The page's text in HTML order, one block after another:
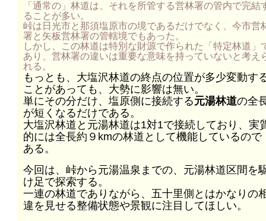
「通常の」林道は、それを所管する営林署の管内で完結
ることが多い。
峠は日光市と那須塩原市の境であるだけでなく、今市営
署と矢板営林署の管轄境でもあった。
しかし、この林道は特別な財源で作られた「特定林道」
あり、営林署の違いは重要な意味を持っていないと考え
れる。
もっとも、大塩沢林道の終点の位置が多少変動す
ことがあっても、大勢に影響は無い。
単にその分だけ、塩原側に接続する元湯林道の全
が短くなるだけである。
大塩沢林道と元湯林道は1対1で接続しており、実
的には全長約９kmの林道として機能しているので
ある。
今回は、峠から元湯温泉までの、元湯林道区間を
け足で探索する。
一連の林道でありながら、五十里側とはかなりの
違を見せる整備状態や景観に注目してほしい。